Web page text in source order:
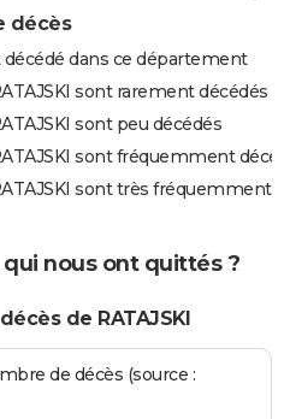
décès
décédé dans ce département
sont rarement décédés
sont peu décédés
sont fréquemment
sont très fréquemment
qui nous ont quittés ?
de RATAJSKI
de décès (source :